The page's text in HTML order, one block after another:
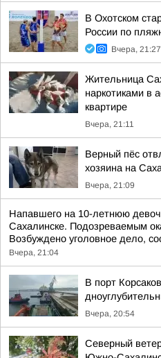
В Охотском
России по
Вчера, 21:27
Жительница
наркотиками в
квартире
Вчера, 21:11
Верный пёс
хозяина на
Вчера, 21:09
Напавшего на 10-летнюю
Сахалинске. Подозреваемым
Возбуждено уголовное дело,
Вчера, 21:04
В порт
Вчера, 20:54
Северный